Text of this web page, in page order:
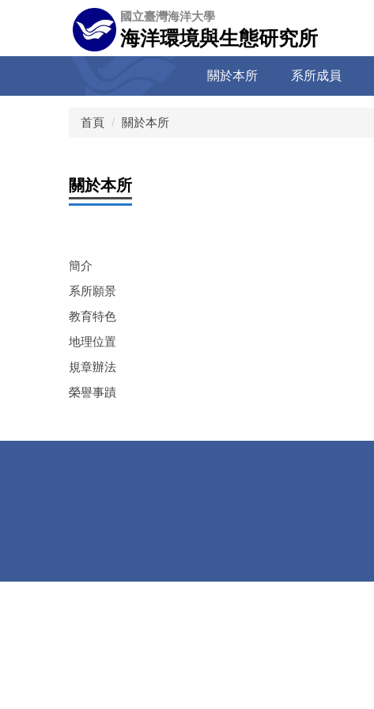
容
國立臺灣海洋大學
海洋環境與生態研究所
關於本所 系所成員
首頁 關於本所
關於本所
簡介
系所願景
教育特色
地理位置
規章辦法
榮譽事蹟